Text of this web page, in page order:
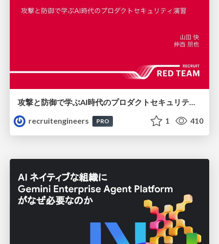
攻撃と防御で学ぶAI時代のプロダクトセキュリティ演習
recruitengineers
PRO 1 410